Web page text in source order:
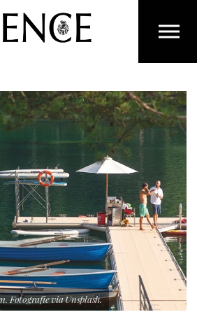
en ga direct naar de inhoud
Fotografie via Unsplash.